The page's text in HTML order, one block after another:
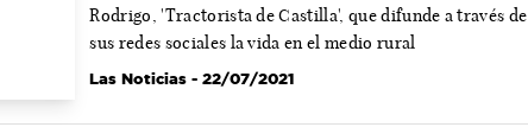
Rodrigo, 'Tractorista de Castilla', que difunde a través de
sus redes sociales la vida en el medio rural
Las Noticias - 22/07/2021